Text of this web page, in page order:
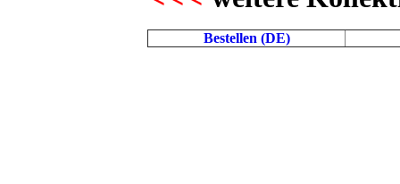
Bestellen (DE)